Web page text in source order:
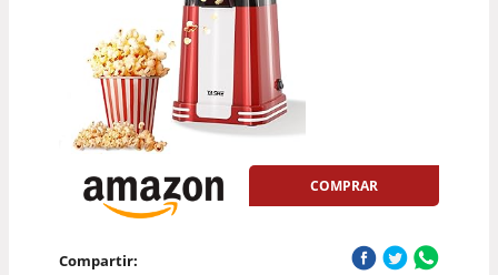
COMPRAR
Compartir: